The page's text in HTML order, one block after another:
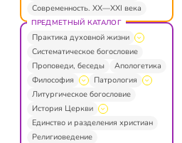
Современность. XX—XXI века
ПРЕДМЕТНЫЙ КАТАЛОГ
Практика духовной жизни
Систематическое богословие
Проповеди, беседы
Апологетика
Философия
Патрология
Литургическое богословие
История Церкви
Единство и разделения христиан
Религиоведение